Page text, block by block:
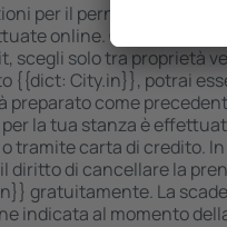
per il pernottamento
online. Quando
scegli solo tra proprietà
{{dict: City.in}}, potrai
preparato come
la tua stanza è
tramite carta di credito.
diritto di cancellare la
gratuitamente. La
indicata al momento